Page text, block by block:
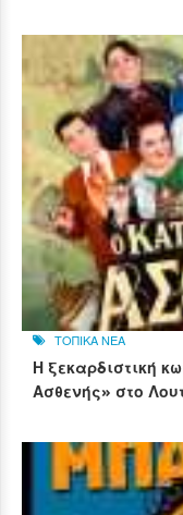
ΤΟΠΙΚΑ ΝΕΑ
Η ξεκαρδιστική
Ασθενής» στο